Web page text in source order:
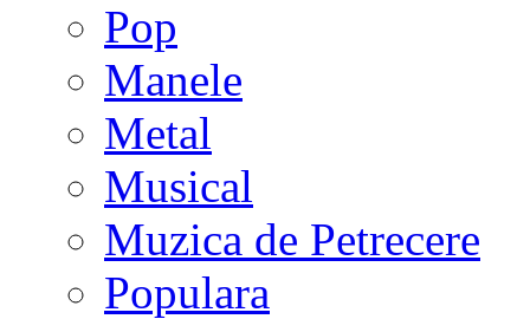
Pop
Manele
Metal
Musical
Muzica de Petrecere
Populara